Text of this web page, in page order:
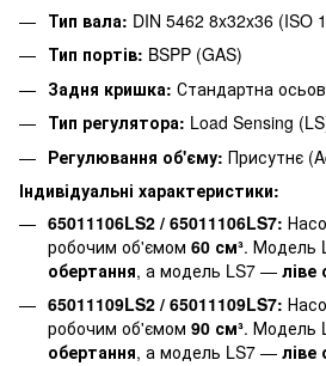
Тип вала: DIN 5462 8x32x36 (ISO
Тип портів: BSPP (GAS)
Задня кришка: Стандартна
Тип регулятора: Load Sensing
Регулювання об'єму: Присутнє
Індивідуальні характеристики:
65011106LS2 / 65011106LS7:
робочим об'ємом 60 см³. Модель
обертання, а модель LS7 — ліве
65011109LS2 / 65011109LS7:
робочим об'ємом 90 см³. Модель
обертання, а модель LS7 — ліве